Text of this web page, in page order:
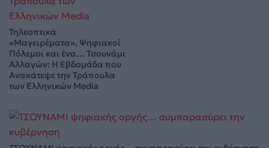
Τηλεοπτικά
«Μαγειρέματα», Ψηφιακοί
Πόλεμοι και ένα… Τσουνάμι
Αλλαγών: Η Εβδομάδα που
Ανακάτεψε την Τράπουλα
των Ελληνικών Media